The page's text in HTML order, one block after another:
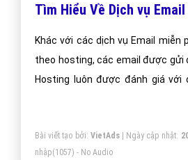
Tìm Hiểu Về Dịch vụ
Khác với các dịch vụ Email miễn
theo hosting, các email được gửi
Hosting luôn được đánh giá với
Bài viết tạo bởi: VietAds| Ngày cập nhật:
nhập(1057) - No Audio